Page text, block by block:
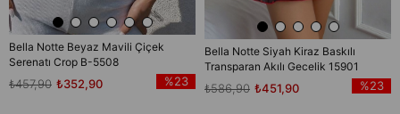
Bella Notte Beyaz Mavili Çiçek
Serenatı Crop B-5508
₺352,90
₺457,90 %23
Bella Notte Siyah Kiraz Baskılı
Transparan Akılı Gecelik 15901
₺451,90
₺586,90 %23